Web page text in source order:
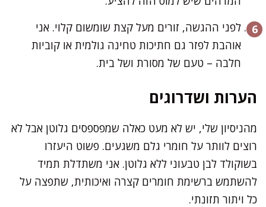
לפני ההגשה, זורים מעל קצת שומשום קלוי. אני
אוהבת לפזר גם חתיכות טחינה גולמית או קוביות
חלבה – טעם של מסורת ושל בית.
הערות ושדרוגים
מהניסיון שלי, יש לא מעט כאלה שמפספסים גלוטן אבל לא
רוצים לוותר על חומרי גלם משגעים. פשוט היעזרו
בשוקולד לבן טבעוני ללא גלוטן. אני משתדלת תמיד
להשתמש ברשימת חומרים קצרה ואיכותית, שתפצה על
כל ויתור תזונתי.